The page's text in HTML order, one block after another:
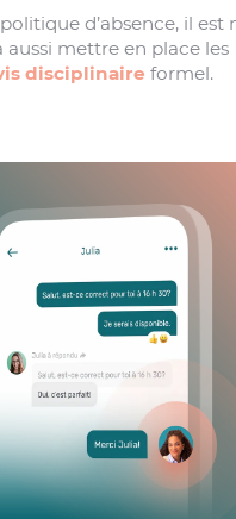
d’absence, il est
aussi mettre en place les
disciplinaire formel.